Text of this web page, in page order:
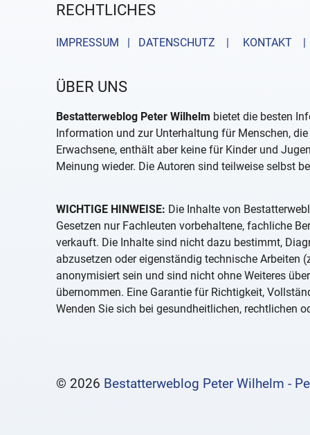
RECHTLICHES
IMPRESSUM | DATENSCHUTZ | KONTAKT |
ÜBER UNS
Bestatterweblog Peter Wilhelm bietet die besten
Information und zur Unterhaltung für Menschen,
Erwachsene, enthält aber keine für Kinder und
Meinung wieder. Die Autoren sind teilweise selbst
WICHTIGE HINWEISE: Die Inhalte von
Gesetzen nur Fachleuten vorbehaltene, fachliche
verkauft. Die Inhalte sind nicht dazu bestimmt,
abzusetzen oder eigenständig technische Arbeiten
anonymisiert sein und sind nicht ohne Weiteres
übernommen. Eine Garantie für Richtigkeit,
Wenden Sie sich bei gesundheitlichen, rechtlichen
© 2026 Bestatterweblog Peter Wilhelm -